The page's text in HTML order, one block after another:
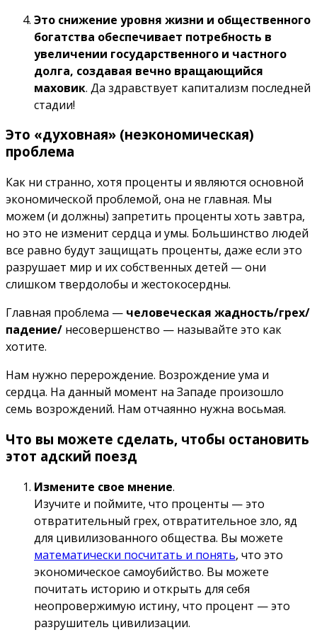
Это снижение уровня жизни и общественного
богатства обеспечивает потребность в
увеличении государственного и частного
долга, создавая вечно вращающийся
маховик. Да здравствует капитализм последней
стадии!
Это «духовная» (неэкономическая)
проблема
Как ни странно, хотя проценты и являются основной
экономической проблемой, она не главная. Мы
можем (и должны) запретить проценты хоть завтра,
но это не изменит сердца и умы. Большинство людей
все равно будут защищать проценты, даже если это
разрушает мир и их собственных детей — они
слишком твердолобы и жестокосердны.
Главная проблема — человеческая жадность/грех/
падение/ несовершенство — называйте это как
хотите.
Нам нужно перерождение. Возрождение ума и
сердца. На данный момент на Западе произошло
семь возрождений. Нам отчаянно нужна восьмая.
Что вы можете сделать, чтобы остановить
этот адский поезд
Измените свое мнение.
Изучите и поймите, что проценты — это
отвратительный грех, отвратительное зло, яд
для цивилизованного общества. Вы можете
математически посчитать и понять, что это
экономическое самоубийство. Вы можете
почитать историю и открыть для себя
неопровержимую истину, что процент — это
разрушитель цивилизации.